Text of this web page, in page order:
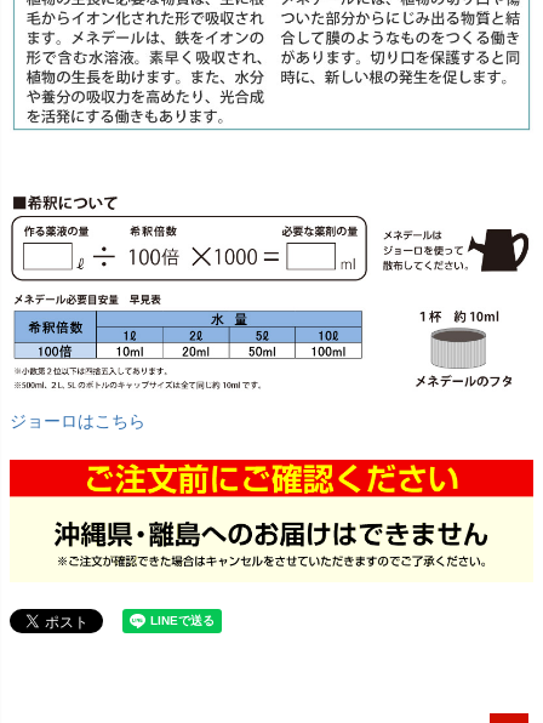
ジョーロはこちら